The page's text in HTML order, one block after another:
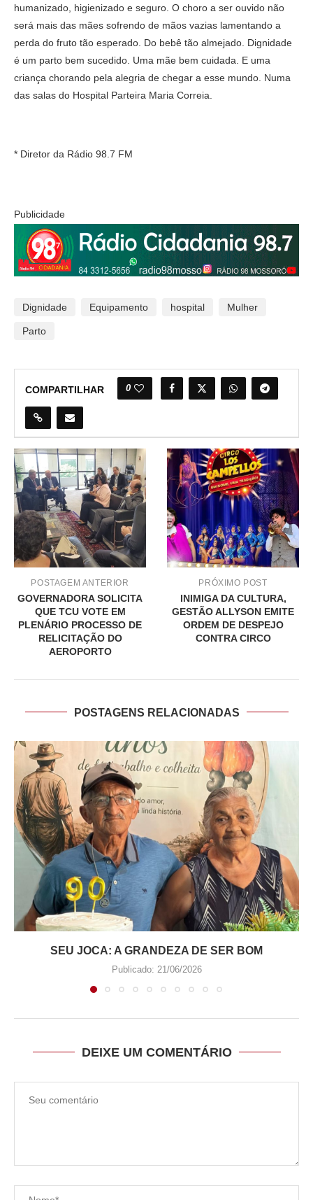
humanizado, higienizado e seguro. O choro a ser ouvido não
será mais das mães sofrendo de mãos vazias lamentando a
perda do fruto tão esperado. Do bebê tão almejado. Dignidade
é um parto bem sucedido. Uma mãe bem cuidada. E uma
criança chorando pela alegria de chegar a esse mundo. Numa
das salas do Hospital Parteira Maria Correia.
* Diretor da Rádio 98.7 FM
Publicidade
Dignidade Equipamento hospital Mulher
Parto
COMPARTILHAR 0
POSTAGEM ANTERIOR
GOVERNADORA SOLICITA
QUE TCU VOTE EM
PLENÁRIO PROCESSO DE
RELICITAÇÃO DO
AEROPORTO
PRÓXIMO POST
INIMIGA DA CULTURA,
GESTÃO ALLYSON EMITE
ORDEM DE DESPEJO
CONTRA CIRCO
POSTAGENS RELACIONADAS
SEU JOCA: A GRANDEZA DE SER BOM
Publicado: 21/06/2026
DEIXE UM COMENTÁRIO